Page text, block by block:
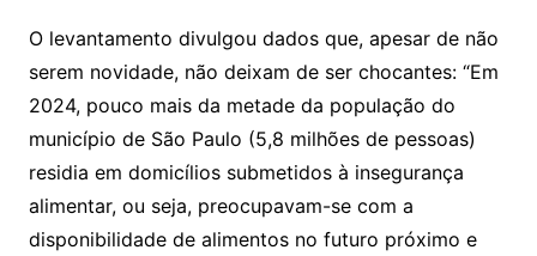
O levantamento divulgou dados que, apesar de não
serem novidade, não deixam de ser chocantes: “Em
2024, pouco mais da metade da população do
município de São Paulo (5,8 milhões de pessoas)
residia em domicílios submetidos à insegurança
alimentar, ou seja, preocupavam-se com a
disponibilidade de alimentos no futuro próximo e